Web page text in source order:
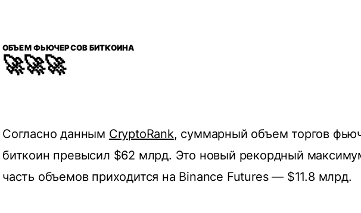
ОБЪЕМ ФЬЮЧЕРСОВ БИТКОИНА
🚀🚀🚀
Согласно данным CryptoRank, суммарный объем торгов
биткоин превысил $62 млрд. Это новый рекордный
часть объемов приходится на Binance Futures — $11.8 млрд.